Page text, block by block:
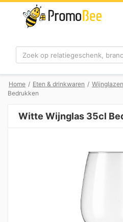
Zoek
Home / Eten & drinkwaren / Wijnglazen
Bedrukken
Witte Wijnglas 35cl